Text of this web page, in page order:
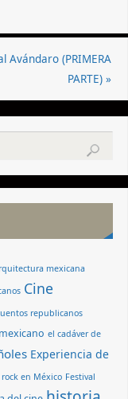
Avándaro (PRIMERA
PARTE) »
mexicana
Cine
republicanos
el cadáver de
Experiencia de
en México Festival